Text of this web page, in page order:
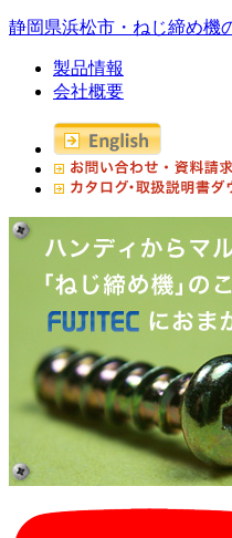
静岡県浜松市・ねじ締め機
製品情報
会社概要